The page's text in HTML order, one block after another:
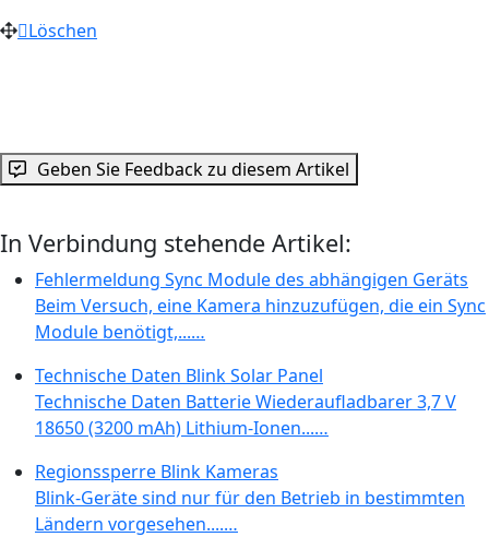
Löschen
Geben Sie Feedback zu diesem Artikel
In Verbindung stehende Artikel:
Fehlermeldung Sync Module des abhängigen Geräts
Beim Versuch, eine Kamera hinzuzufügen, die ein Sync
Module benötigt,...…
Technische Daten Blink Solar Panel
Technische Daten Batterie Wiederaufladbarer 3,7 V
18650 (3200 mAh) Lithium-Ionen...…
Regionssperre Blink Kameras
Blink-Geräte sind nur für den Betrieb in bestimmten
Ländern vorgesehen....…